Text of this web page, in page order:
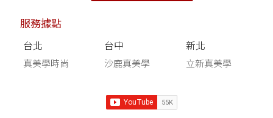
服務據點
台北
真美學時尚
台中
沙鹿真美學
新北
立新真美學